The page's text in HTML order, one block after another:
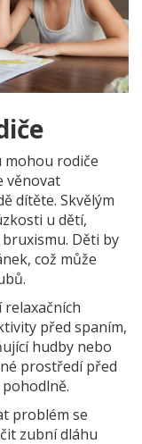
mohou rodiče
věnovat
dítěte. Skvělým
u dětí,
Děti by
což může
před spaním,
hudby nebo
prostředí před
problém se
zubní dláhu